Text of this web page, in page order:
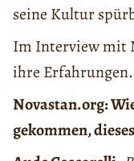
seine Kultur
Im Interview mit
ihre Erfahrungen.
Novastan.org:
gekommen,